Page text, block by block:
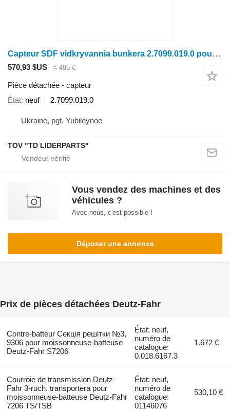
Capteur SDF vidkryvannia bunkera 2.7099.019.0 pour moissonneuse-batteuse Deutz-Fahr 6205 TS
570,93 $US ≈ 495 €
Pièce détachée - capteur
État neuf 2.7099.019.0
Ukraine, pgt. Yubileynoe
TOV "TD LIDERPARTS"
Vous vendez des machines et des
véhicules ?
Avec nous, c'est possible !
Déposer une annonce
Prix de pièces détachées Deutz-Fahr
Contre-batteur Секція решітки №3,
9306 pour moissonneuse-batteuse
Deutz-Fahr S7206
État: neuf,
numéro de
catalogue:
0.018.6167.3
1.672 €
Courroie de transmission Deutz-
Fahr 3-ruch. transportera pour
moissonneuse-batteuse Deutz-Fahr
7206 TS/TSB
État: neuf,
numéro de
catalogue:
01146076
530,10 €